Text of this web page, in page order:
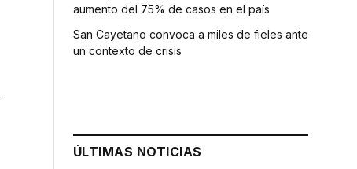
aumento del 75% de casos en el país
San Cayetano convoca a miles de fieles ante
un contexto de crisis
ÚLTIMAS NOTICIAS